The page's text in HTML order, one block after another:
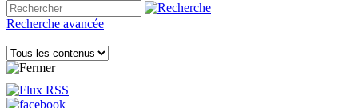
Recherche avancée